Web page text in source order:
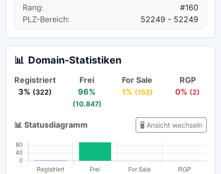
Rang:
#160
PLZ-Bereich:
52249 - 52249
📊 Domain-Statistiken
Registriert
3% (322)
Frei
96%
(10.847)
For Sale
1% (152)
RGP
0% (2)
📊 Statusdiagramm 🖥️ Ansicht wechseln